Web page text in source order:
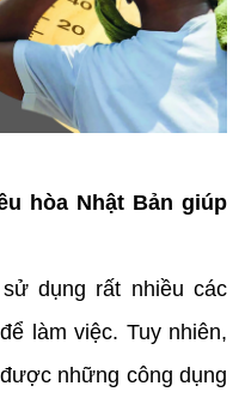
hòa Nhật Bản giúp
dụng rất nhiều các
làm việc. Tuy nhiên,
những công dụng